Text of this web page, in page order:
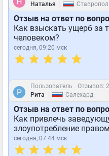
Наталья
Отзыв на ответ по
Как взыскать ущерб за
человеком?
сегодня, 09:20 мск
Пользователь
Отзывов: 2
Рита
Салехард
Отзыв на ответ по
Как привлечь
злоупотребление
сегодня, 07:44 мск